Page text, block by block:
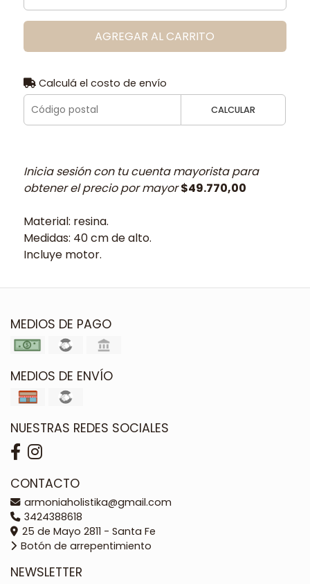
AGREGAR AL CARRITO
Calculá el costo de envío
CALCULAR
Inicia sesión con tu cuenta mayorista para
obtener el precio por mayor$49.770,00
Material: resina.
Medidas: 40 cm de alto.
Incluye motor.
MEDIOS DE PAGO
MEDIOS DE ENVÍO
NUESTRAS REDES SOCIALES
CONTACTO
armoniaholistika@gmail.com
3424388618
25 de Mayo 2811 - Santa Fe
Botón de arrepentimiento
NEWSLETTER